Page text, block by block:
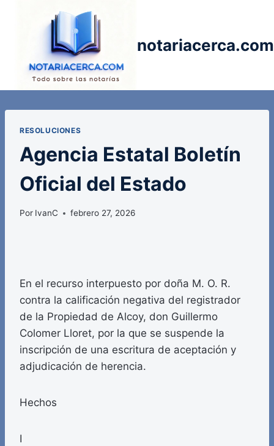
notariacerca.com
RESOLUCIONES
Agencia Estatal Boletín
Oficial del Estado
Por IvanC febrero 27, 2026
En el recurso interpuesto por doña M. O. R.
contra la calificación negativa del registrador
de la Propiedad de Alcoy, don Guillermo
Colomer Lloret, por la que se suspende la
inscripción de una escritura de aceptación y
adjudicación de herencia.
Hechos
I